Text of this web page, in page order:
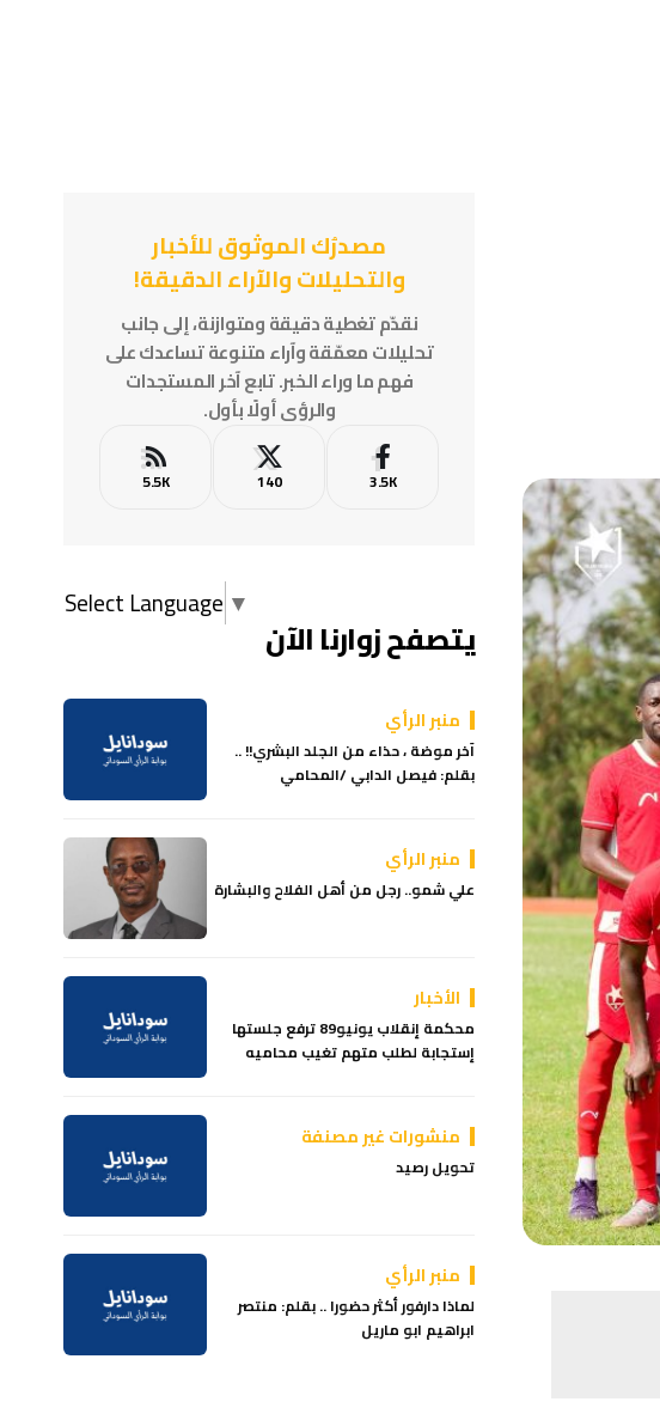
مصدرُك الموثوق للأخبار
والتحليلات والآراء الدقيقة!
نقدّم تغطية دقيقة ومتوازنة، إلى جانب
تحليلات معمّقة وآراء متنوعة تساعدك على
فهم ما وراء الخبر. تابع آخر المستجدات
والرؤى أولًا بأول.
3.5K
140
5.5K
Select Language ▼
يتصفح زوارنا الآن
منبر الرأي
آخر موضة ، حذاء من الجلد البشري!! ..
بقلم: فيصل الدابي /المحامي
منبر الرأي
علي شمو.. رجل من أهل الفلاح والبشارة
الأخبار
محكمة إنقلاب يونيو89 ترفع جلستها
إستجابة لطلب متهم تغيب محاميه
منشورات غير مصنفة
تحويل رصيد
منبر الرأي
لماذا دارفور أكثر حضورا .. بقلم: منتصر
ابراهيم ابو ماريل